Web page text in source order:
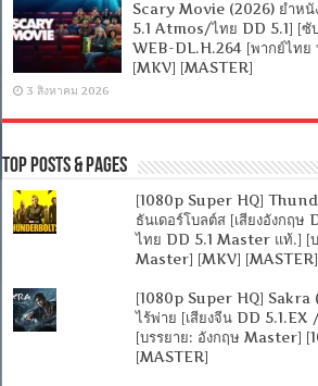
Scary Movie (2026) ยำหนั
5.1 Atmos/ไทย DD 5.1] [
WEB-DL.H.264 [พากย์ไทย
[MKV] [MASTER]
3 สิงหาคม 2026
Top Posts & Pages
[1080p Super HQ]
ธันเดอร์โบลต์ส [เสียงอังกฤ
ไทย DD 5.1 Master แท้.] [
Master] [MKV] [MASTER]
[1080p Super HQ] Sakra
ไร้พ่าย [เสียงจีน DD
[บรรยาย: อังกฤษ Master]
[MASTER]